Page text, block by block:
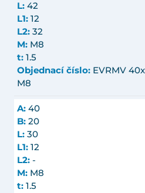
L: 42
L1: 12
L2: 32
M: M8
t: 1.5
Objednací číslo: EVRMV
M8
A: 40
B: 20
L: 30
L1: 12
L2: -
M: M8
t: 1.5